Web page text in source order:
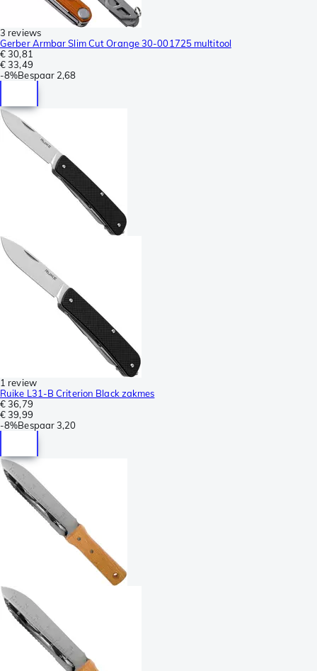
3 reviews
Gerber Armbar Slim Cut Orange 30-001725 multitool
€ 30,81
€ 33,49
-8%Bespaar 2,68
1 review
Ruike L31-B Criterion Black zakmes
€ 36,79
€ 39,99
-8%Bespaar3,20